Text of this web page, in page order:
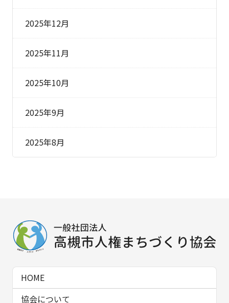
2025年12月
2025年11月
2025年10月
2025年9月
2025年8月
HOME
協会について